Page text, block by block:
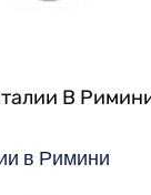
В
в Римини